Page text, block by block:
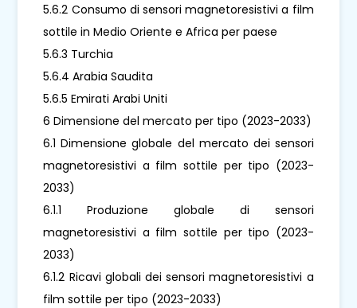
5.6.2 Consumo di sensori magnetoresistivi a film
sottile in Medio Oriente e Africa per paese
5.6.3 Turchia
5.6.4 Arabia Saudita
5.6.5 Emirati Arabi Uniti
6 Dimensione del mercato per tipo (2023-2033)
6.1 Dimensione globale del mercato dei sensori
magnetoresistivi a film sottile per tipo (2023-
2033)
6.1.1 Produzione globale di sensori
magnetoresistivi a film sottile per tipo (2023-
2033)
6.1.2 Ricavi globali dei sensori magnetoresistivi a
film sottile per tipo (2023-2033)